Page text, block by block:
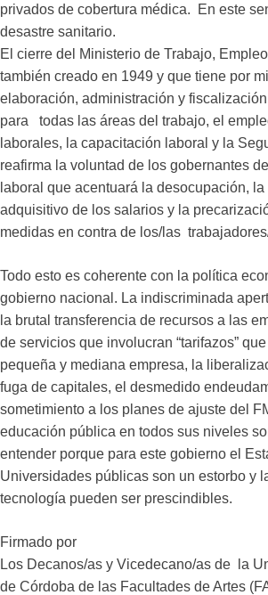
privados de cobertura médica. En este
desastre sanitario.
El cierre del Ministerio de Trabajo,
también creado en 1949 y que tiene por
elaboración, administración y
para todas las áreas del trabajo, el
laborales, la capacitación laboral y la
reafirma la voluntad de los gobernantes
laboral que acentuará la desocupación,
adquisitivo de los salarios y la
medidas en contra de los/las
Todo esto es coherente con la política
gobierno nacional. La indiscriminada
la brutal transferencia de recursos a las
de servicios que involucran “tarifazos”
pequeña y mediana empresa, la
fuga de capitales, el desmedido
sometimiento a los planes de ajuste del
educación pública en todos sus niveles
entender porque para este gobierno el
Universidades públicas son un estorbo y
tecnología pueden ser prescindibles.
Firmado por
Los Decanos/as y Vicedecano/as de la
de Córdoba de las Facultades de Artes